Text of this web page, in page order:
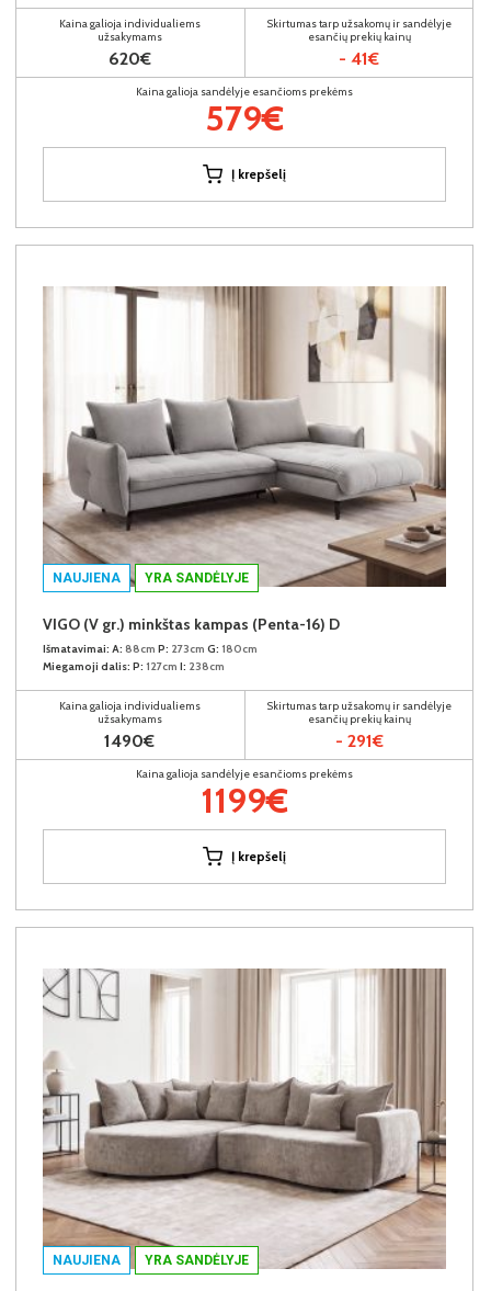
Kaina galioja individualiems
užsakymams
620€
Skirtumas tarp užsakomų ir sandėlyje
esančių prekių kainų
- 41€
Kaina galioja sandėlyje esančioms prekėms
579€
Į krepšelį
NAUJIENA YRA SANDĖLYJE
VIGO (V gr.) minkštas kampas (Penta-16) D
Išmatavimai: A: 88cm P: 273cm G: 180cm
Miegamoji dalis: P: 127cm I: 238cm
Kaina galioja individualiems
užsakymams
1490€
Skirtumas tarp užsakomų ir sandėlyje
esančių prekių kainų
- 291€
Kaina galioja sandėlyje esančioms prekėms
1199€
Į krepšelį
NAUJIENA YRA SANDĖLYJE